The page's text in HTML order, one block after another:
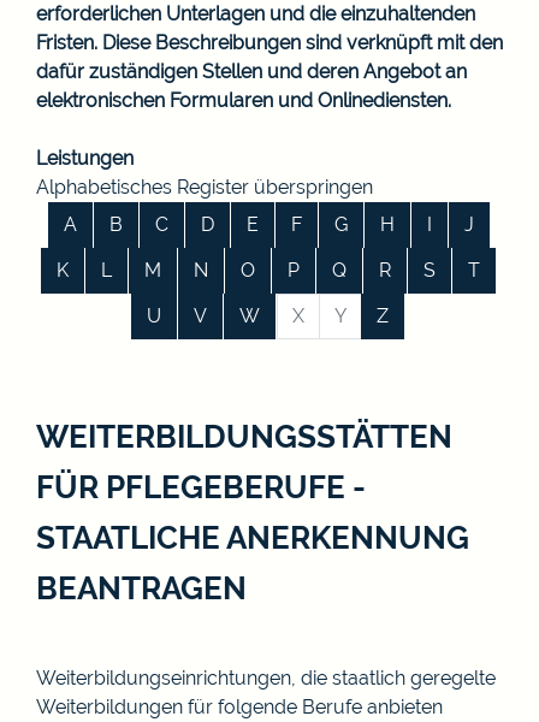
erforderlichen Unterlagen und die einzuhaltenden
Fristen. Diese Beschreibungen sind verknüpft mit den
dafür zuständigen Stellen und deren Angebot an
elektronischen Formularen und Onlinediensten.
Leistungen
Alphabetisches Register überspringen
A
B C D E F G H I
J
K
L M N O P Q R S
T
U
V W X Y Z
WEITERBILDUNGSSTÄTTEN
FÜR PFLEGEBERUFE -
STAATLICHE ANERKENNUNG
BEANTRAGEN
Weiterbildungseinrichtungen, die staatlich geregelte
Weiterbildungen für folgende Berufe anbieten